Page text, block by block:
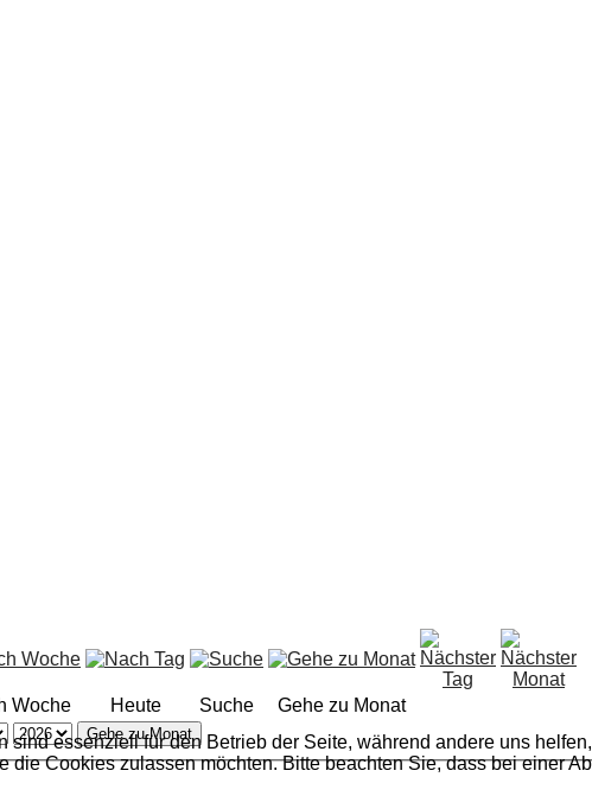
Woche Heute Suche Gehe zu Monat
Gehe zu Monat
essenziell für den Betrieb der Seite, während andere uns
die Cookies zulassen möchten. Bitte beachten Sie, dass bei einer